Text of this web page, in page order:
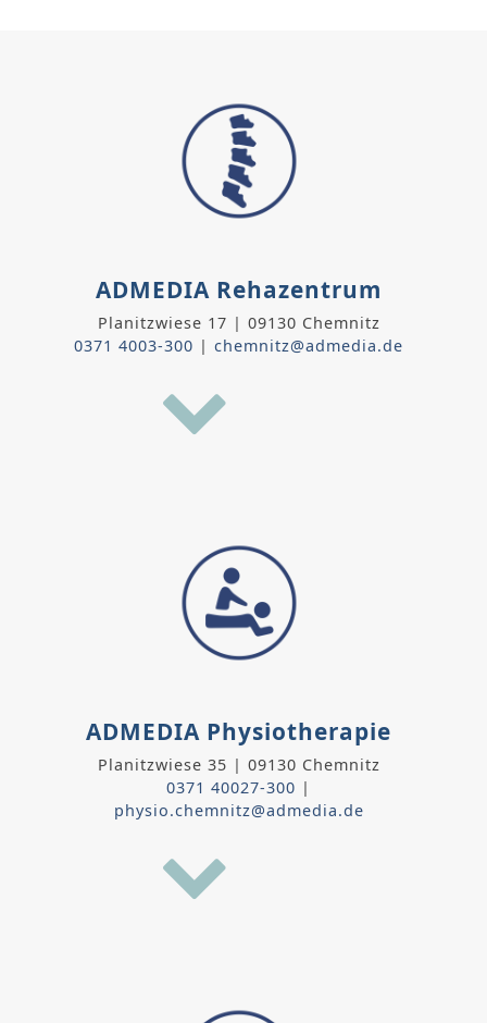
ADMEDIA Rehazentrum
Planitzwiese 17 | 09130 Chemnitz
0371 4003-300 |chemnitz@admedia.de
ADMEDIA Physiotherapie
Planitzwiese 35 | 09130 Chemnitz
0371 40027-300 |
physio.chemnitz@admedia.de